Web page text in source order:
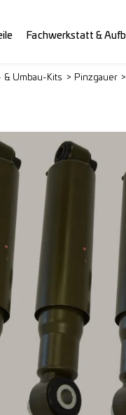
Fachwerkstatt &
& Umbau-Kits Pinzgauer